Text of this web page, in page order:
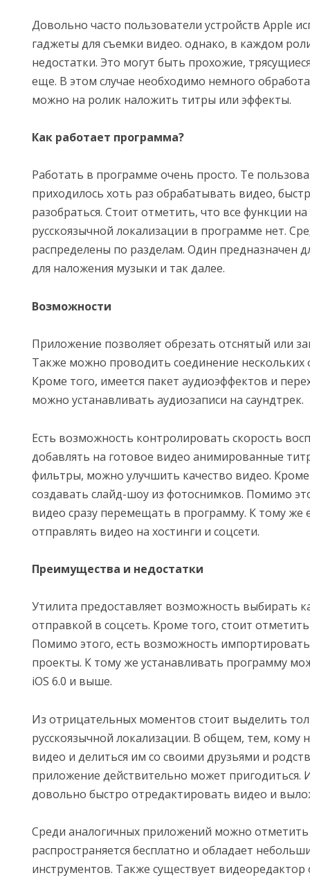
Довольно часто пользователи устройств Apple
гаджеты для съемки видео. однако, в каждом
недостатки. Это могут быть прохожие,
еще. В этом случае необходимо немного
можно на ролик наложить титры или эффекты.
Как работает программа?
Работать в программе очень просто. Те
приходилось хоть раз обрабатывать видео,
разобраться. Стоит отметить, что все функции
русскоязычной локализации в программе нет.
распределены по разделам. Один предназначен
для наложения музыки и так далее.
Возможности
Приложение позволяет обрезать отснятый или
Также можно проводить соединение нескольких
Кроме того, имеется пакет аудиоэффектов и
можно устанавливать аудиозаписи на саундтрек.
Есть возможность контролировать скорость
добавлять на готовое видео анимированные
фильтры, можно улучшить качество видео.
создавать слайд-шоу из фотоснимков. Помимо
видео сразу перемещать в программу. К тому же
отправлять видео на хостинги и соцсети.
Преимущества и недостатки
Утилита предоставляет возможность выбирать
отправкой в соцсеть. Кроме того, стоит
Помимо этого, есть возможность
проекты. К тому же устанавливать программу
iOS 6.0 и выше.
Из отрицательных моментов стоит выделить
русскоязычной локализации. В общем, тем, кому
видео и делиться им со своими друзьями и
приложение действительно может пригодиться.
довольно быстро отредактировать видео и
Среди аналогичных приложений можно
распространяется бесплатно и обладает
инструментов. Также существует видеоредактор